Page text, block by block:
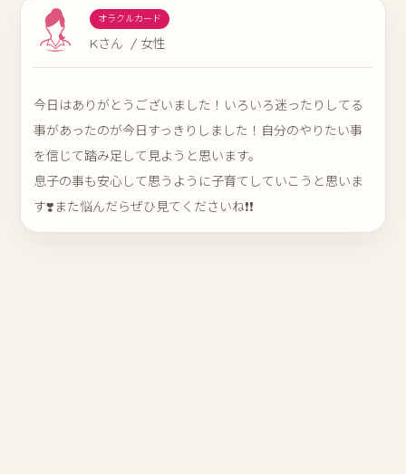
オラクルカード
Kさん / 女性
今日はありがとうございました！いろいろ迷ったりしてる
事があったのが今日すっきりしました！自分のやりたい事
を信じて踏み足して見ようと思います。
息子の事も安心して思うように子育てしていこうと思いま
す❣️また悩んだらぜひ見てくださいね❗️❗️